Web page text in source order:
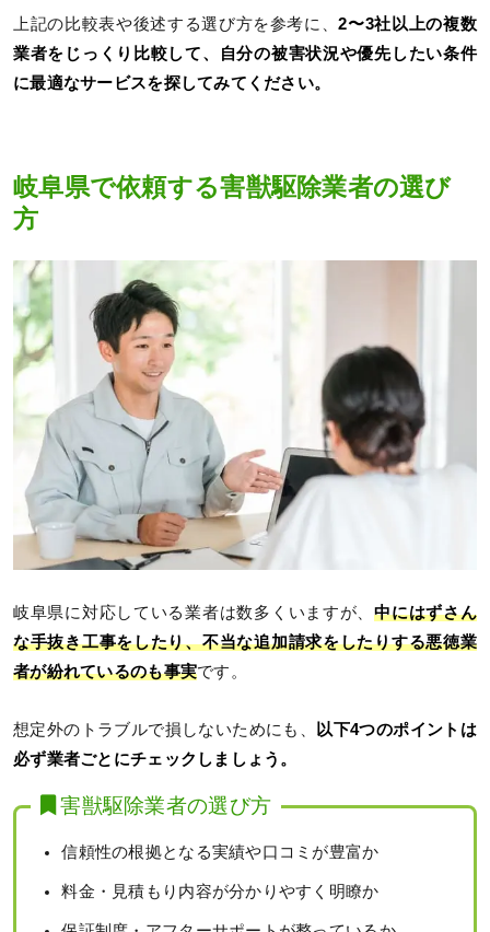
上記の比較表や後述する選び方を参考に、2〜3社以上の複数
業者をじっくり比較して、自分の被害状況や優先したい条件
に最適なサービスを探してみてください。
岐阜県で依頼する害獣駆除業者の選び
方
岐阜県に対応している業者は数多くいますが、中にはずさん
な手抜き工事をしたり、不当な追加請求をしたりする悪徳業
者が紛れているのも事実です。
想定外のトラブルで損しないためにも、
以下4つのポイントは
必ず業者ごとにチェックしましょう。
害獣駆除業者の選び方
信頼性の根拠となる実績や口コミが豊富か
料金・見積もり内容が分かりやすく明瞭か